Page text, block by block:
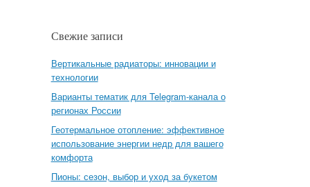
Свежие записи
Вертикальные радиаторы: инновации и
технологии
Варианты тематик для Telegram-канала о
регионах России
Геотермальное отопление: эффективное
использование энергии недр для вашего
комфорта
Пионы: сезон, выбор и уход за букетом